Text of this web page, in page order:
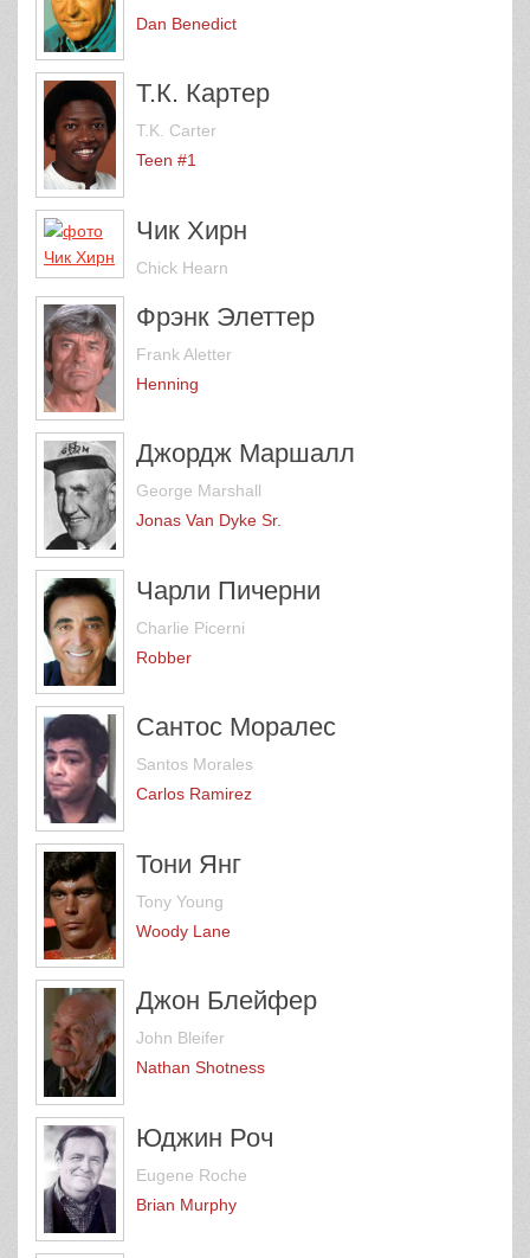
Dan Benedict
Т.К. Картер
T.K. Carter
Teen #1
Чик Хирн
Chick Hearn
Фрэнк Элеттер
Frank Aletter
Henning
Джордж Маршалл
George Marshall
Jonas Van Dyke Sr.
Чарли Пичерни
Charlie Picerni
Robber
Сантос Моралес
Santos Morales
Carlos Ramirez
Тони Янг
Tony Young
Woody Lane
Джон Блейфер
John Bleifer
Nathan Shotness
Юджин Роч
Eugene Roche
Brian Murphy